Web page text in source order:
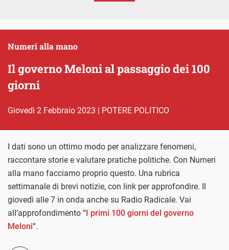
Il governo Meloni al passaggio dei 100
giorni
Numeri alla mano
giovedì 2 Febbraio 2023 POTERE POLITICO
I dati sono un ottimo modo per analizzare fenomeni,
raccontare storie e valutare pratiche politiche. Con Numeri
alla mano facciamo proprio questo. Una rubrica
settimanale di brevi notizie, con link per approfondire. Il
giovedì alle 7 in onda anche su Radio Radicale. Vai
all’approfondimento “ I primi 100 giorni del governo
Meloni“.